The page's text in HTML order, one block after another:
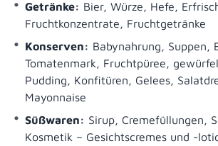
Getränke: Bier, Würze, Hefe,
Fruchtkonzentrate, Fruchtgetränke
Konserven: Babynahrung, Suppen,
Tomatenmark, Fruchtpüree,
Pudding, Konfitüren, Gelees,
Mayonnaise
Süßwaren: Sirup, Cremefüllungen,
Kosmetik – Gesichtscremes und -